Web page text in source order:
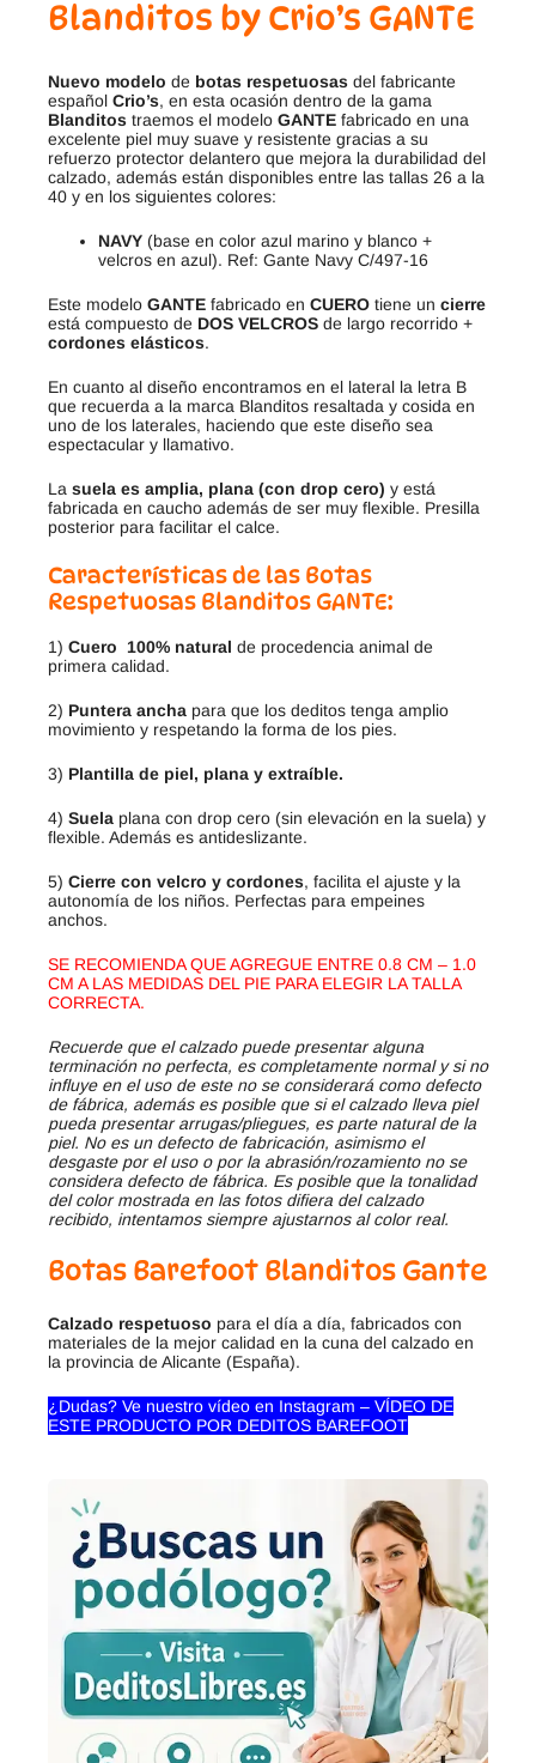
Blanditos by Crio’s GANTE
Nuevo modelo de botas respetuosas del fabricante
español Crio’s, en esta ocasión dentro de la gama
Blanditos traemos el modelo GANTE fabricado en una
excelente piel muy suave y resistente gracias a su
refuerzo protector delantero que mejora la durabilidad del
calzado, además están disponibles entre las tallas 26 a la
40 y en los siguientes colores:
NAVY (base en color azul marino y blanco +
velcros en azul). Ref: Gante Navy C/497-16
Este modelo GANTE fabricado en CUERO tiene un cierre
está compuesto de DOS VELCROS de largo recorrido +
cordones elásticos.
En cuanto al diseño encontramos en el lateral la letra B
que recuerda a la marca Blanditos resaltada y cosida en
uno de los laterales, haciendo que este diseño sea
espectacular y llamativo.
La suela es amplia, plana (con drop cero) y está
fabricada en caucho además de ser muy flexible. Presilla
posterior para facilitar el calce.
Características de las Botas
Respetuosas Blanditos GANTE:
1) Cuero 100% natural de procedencia animal de
primera calidad.
2) Puntera ancha para que los deditos tenga amplio
movimiento y respetando la forma de los pies.
3) Plantilla de piel, plana y extraíble.
4) Suela plana con drop cero (sin elevación en la suela) y
flexible. Además es antideslizante.
5) Cierre con velcro y cordones, facilita el ajuste y la
autonomía de los niños. Perfectas para empeines
anchos.
SE RECOMIENDA QUE AGREGUE ENTRE 0.8 CM – 1.0
CM A LAS MEDIDAS DEL PIE PARA ELEGIR LA TALLA
CORRECTA.
Recuerde que el calzado puede presentar alguna
terminación no perfecta, es completamente normal y si no
influye en el uso de este no se considerará como defecto
de fábrica, además es posible que si el calzado lleva piel
pueda presentar arrugas/pliegues, es parte natural de la
piel. No es un defecto de fabricación, asimismo el
desgaste por el uso o por la abrasión/rozamiento no se
considera defecto de fábrica. Es posible que la tonalidad
del color mostrada en las fotos difiera del calzado
recibido, intentamos siempre ajustarnos al color real.
Botas Barefoot Blanditos Gante
Calzado respetuoso para el día a día, fabricados con
materiales de la mejor calidad en la cuna del calzado en
la provincia de Alicante (España).
¿Dudas? Ve nuestro vídeo en Instagram – VÍDEO DE
ESTE PRODUCTO POR DEDITOS BAREFOOT